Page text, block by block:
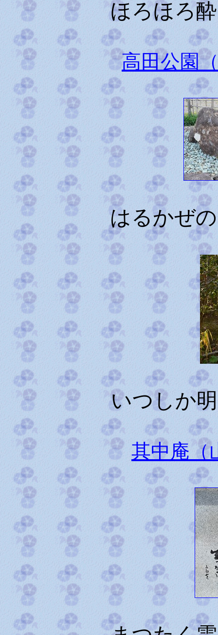
ほろほろ
高田公園
はるかぜ
いつしか
其中庵（